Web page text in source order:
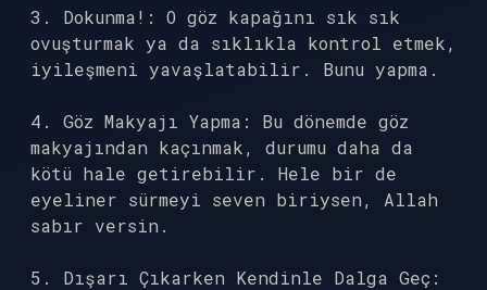
3. Dokunma!: O göz kapağını sık sık
ovuşturmak ya da sıklıkla kontrol etmek,
iyileşmeni yavaşlatabilir. Bunu yapma.
4. Göz Makyajı Yapma: Bu dönemde göz
makyajından kaçınmak, durumu daha da
kötü hale getirebilir. Hele bir de
eyeliner sürmeyi seven biriysen, Allah
sabır versin.
5. Dışarı Çıkarken Kendinle Dalga Geç: